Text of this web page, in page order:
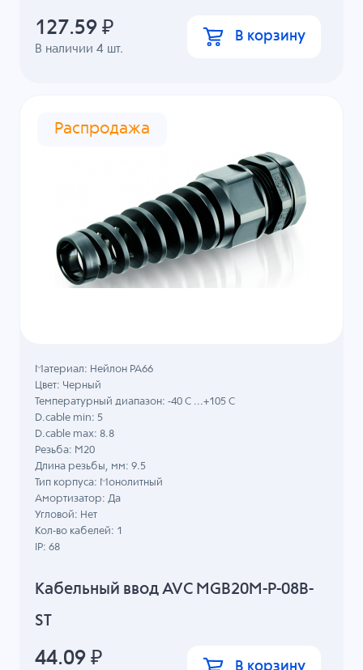
В наличии4 шт.
127.59 ₽ В корзину
Распродажа
Кабельный ввод AVC MGB20M-P-08B-
ST
Материал: Нейлон PA66
Цвет: Черный
Температурный диапазон: -40 C ...+105 C
D.cable min: 5
D.cable max: 8.8
Резьба: M20
Длина резьбы, мм: 9.5
Тип корпуса: Монолитный
Амортизатор: Да
Угловой: Нет
Кол-во кабелей: 1
IP: 68
44.09 ₽ В корзину